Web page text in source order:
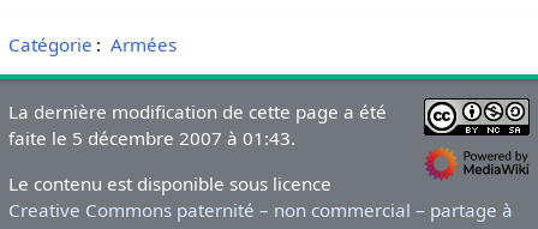
Catégorie : Armées
La dernière modification de cette page a été
faite le 5 décembre 2007 à 01:43.
Le contenu est disponible sous licence
Creative Commons paternité – non commercial – partage à